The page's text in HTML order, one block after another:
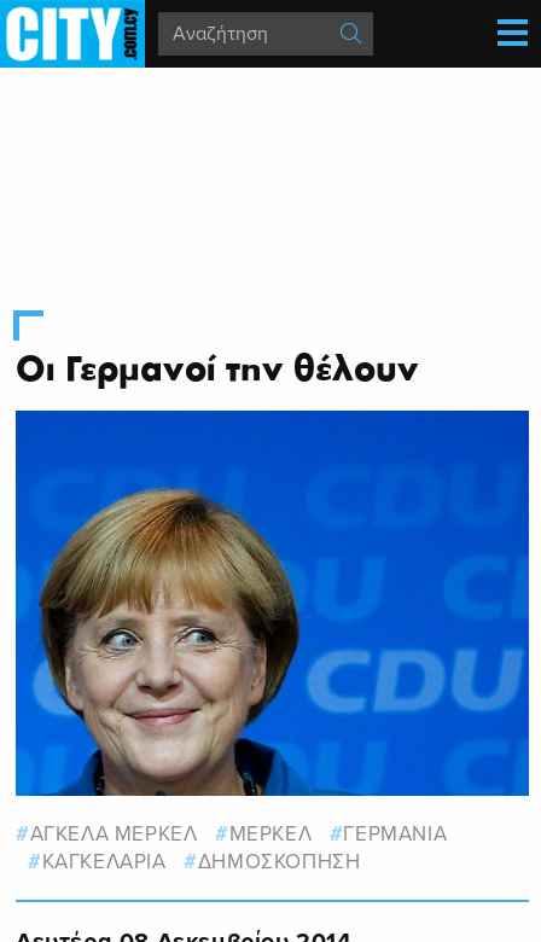
Οι Γερμανοί την θέλουν
ΑΓΚΕΛΑ ΜΕΡΚΕΛ ΜΕΡΚΕΛ
ΓΕΡΜΑΝΙΑ
ΚΑΓΚΕΛΑΡΙΑ
ΔΗΜΟΣΚΟΠΗΣΗ